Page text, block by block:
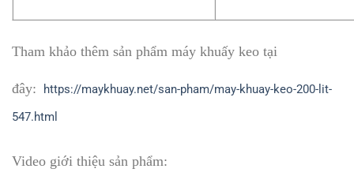
Tham khảo thêm sản phẩm máy khuấy keo tại
đây:
https://maykhuay.net/san-pham/may-khuay-keo-200-lit-
547.html
Video giới thiệu sản phẩm: